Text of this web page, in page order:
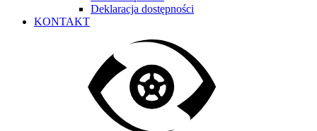
Deklaracja dostępności
KONTAKT